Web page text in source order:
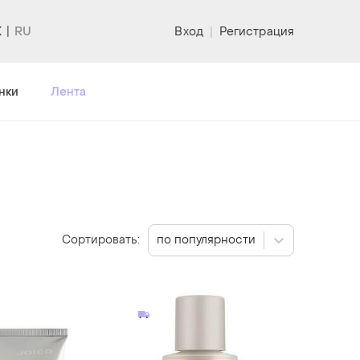
Вход | Регистрация
Лента
Сортировать: по популярности